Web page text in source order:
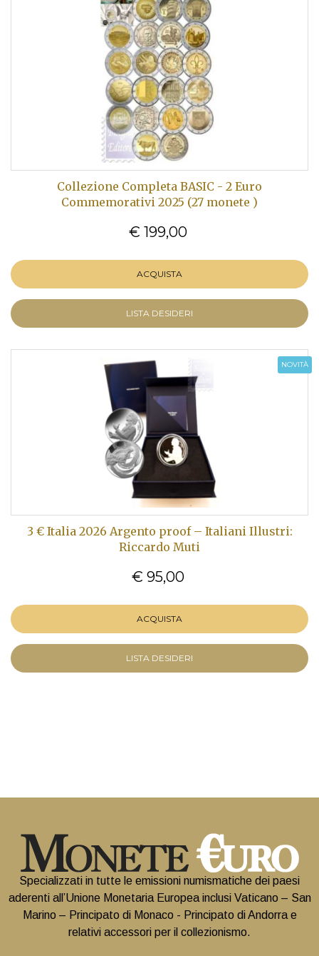
Collezione Completa BASIC - 2 Euro
Commemorativi 2025 (27 monete )
€ 199,00
ACQUISTA
LISTA DESIDERI
NOVITÀ
3 € Italia 2026 Argento proof – Italiani Illustri:
Riccardo Muti
€ 95,00
ACQUISTA
LISTA DESIDERI
Specializzati in tutte le emissioni numismatiche dei paesi
aderenti all’Unione Monetaria Europea inclusi Vaticano – San
Marino – Principato di Monaco - Principato di Andorra e
relativi accessori per il collezionismo.